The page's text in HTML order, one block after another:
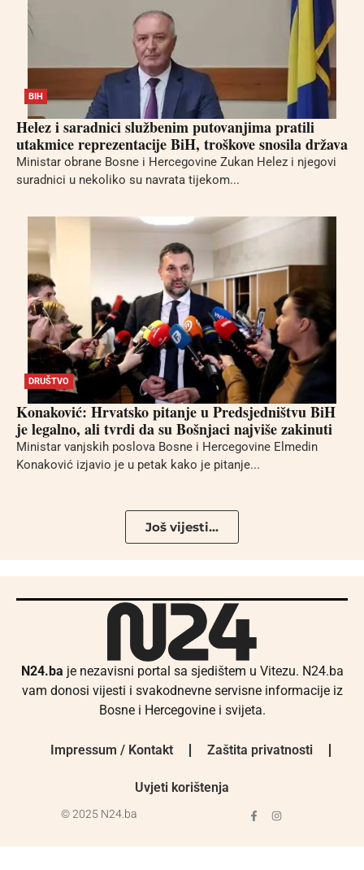
BIH
Helez i saradnici službenim putovanjima pratili
utakmice reprezentacije BiH, troškove snosila država
Ministar obrane Bosne i Hercegovine Zukan Helez i njegovi
suradnici u nekoliko su navrata tijekom...
DRUŠTVO
Konaković: Hrvatsko pitanje u Predsjedništvu BiH
je legalno, ali tvrdi da su Bošnjaci najviše zakinuti
Ministar vanjskih poslova Bosne i Hercegovine Elmedin
Konaković izjavio je u petak kako je pitanje...
Još vijesti...
N24.ba je nezavisni portal sa sjedištem u Vitezu. N24.ba
vam donosi vijesti i svakodnevne servisne informacije iz
Bosne i Hercegovine i svijeta.
Impressum / Kontakt Zaštita privatnosti
Uvjeti korištenja
© 2025 N24.ba